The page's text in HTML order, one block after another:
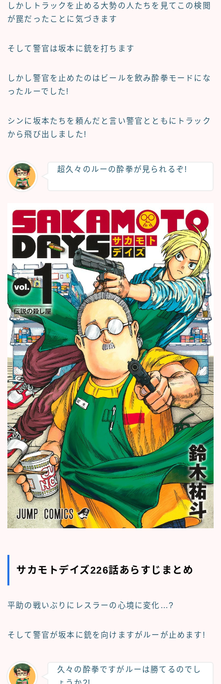
しかしトラックを止める大勢の人たちを見てこの検閲
が罠だったことに気づきます
そして警官は坂本に銃を打ちます
しかし警官を止めたのはビールを飲み酔拳モードにな
ったルーでした!
シンに坂本たちを頼んだと言い警官とともにトラック
から飛び出しました!
超久々のルーの酔拳が見られるぞ!
サカモトデイズ226話あらすじまとめ
平助の戦いぶりにレスラーの心境に変化…?
そして警官が坂本に銃を向けますがルーが止めます!
久々の酔拳ですがルーは勝てるのでし